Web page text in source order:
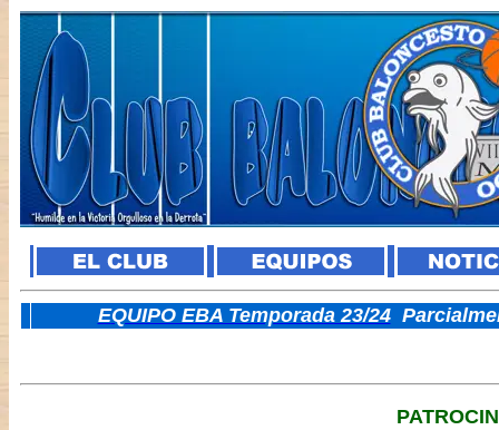
EQUIPO EBA Temporada 23/24